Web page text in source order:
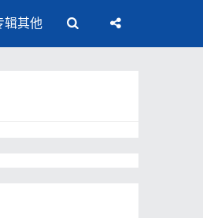
辑其他